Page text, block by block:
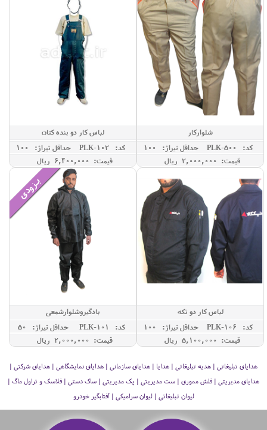
شلوارکار
کد: PLK-500
حداقل تيراژ: 100
قیمت: 2,000,000 ريال
لباس کار دو بنده کتان
کد: PLK-102
حداقل تيراژ: 100
قیمت: 6,400,000 ريال
لباس کار دو تکه
کد: PLK-106
حداقل تيراژ: 100
قیمت: 5,100,000 ريال
بادگیروشلوارشمعی
کد: PLK-101
حداقل تيراژ: 50
قیمت: 2,000,000 ريال
هدایای تبلیغاتی | هدیه تبلیغاتی | هدایا | هدایای سازمانی | هدایای نمایشگاهی | هدایای شرکتی |
هدایای مدیریتی | فلش مموری | ست مدیریتی | پک مدیریتی | ساک دستی | فلاسک و تراول ماگ |
لیوان تبلیغاتی | لیوان سرامیکی | آفتابگیر خودرو